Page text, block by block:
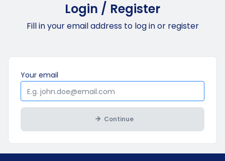
Login / Register
Fill in your email address to log in or register
Your email
Continue